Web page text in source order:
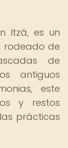
Itzá, es un
rodeado de
de
antiguos
este
y restos
prácticas